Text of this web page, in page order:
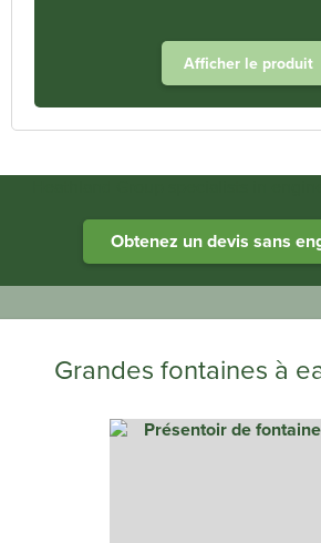
Afficher le produit
Obtenez un devis sans
Grandes fontaines à